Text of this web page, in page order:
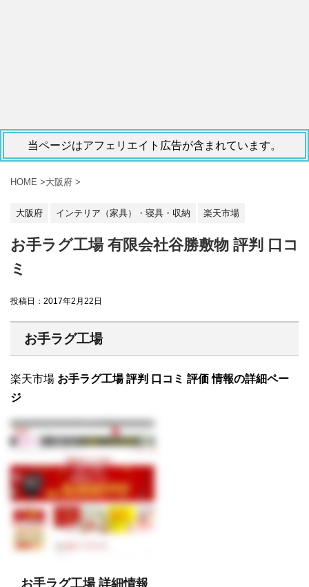
当ページはアフェリエイト広告が含まれています。
HOME >大阪府 >
大阪府 インテリア（家具）・寝具・収納 楽天市場
お手ラグ工場 有限会社谷勝敷物 評判 口コ
ミ
投稿日： 2017年2月22日
お手ラグ工場
楽天市場 お手ラグ工場 評判 口コミ 評価 情報の詳細ペー
ジ
お手ラグ工場 詳細情報